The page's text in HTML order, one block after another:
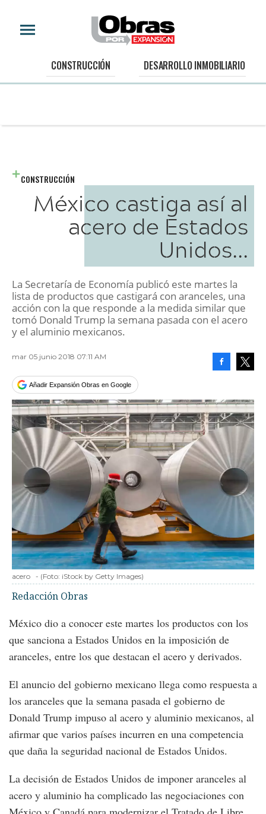
CONSTRUCCIÓN DESARROLLO INMOBILIARIO
CONSTRUCCIÓN
México castiga así al
acero de Estados
Unidos...
La Secretaría de Economía publicó este martes la
lista de productos que castigará con aranceles, una
acción con la que responde a la medida similar que
tomó Donald Trump la semana pasada con el acero
y el aluminio mexicanos.
mar 05 junio 2018 07:11 AM
Añadir Expansión Obras en Google
acero - (Foto: iStock by Getty Images)
Redacción Obras
México dio a conocer este martes los productos con los
que sanciona a Estados Unidos en la imposición de
aranceles, entre los que destacan el acero y derivados.
El anuncio del gobierno mexicano llega como respuesta a
los aranceles que la semana pasada el gobierno de
Donald Trump impuso al acero y aluminio mexicanos, al
afirmar que varios países incurren en una competencia
que daña la seguridad nacional de Estados Unidos.
La decisión de Estados Unidos de imponer aranceles al
acero y aluminio ha complicado las negociaciones con